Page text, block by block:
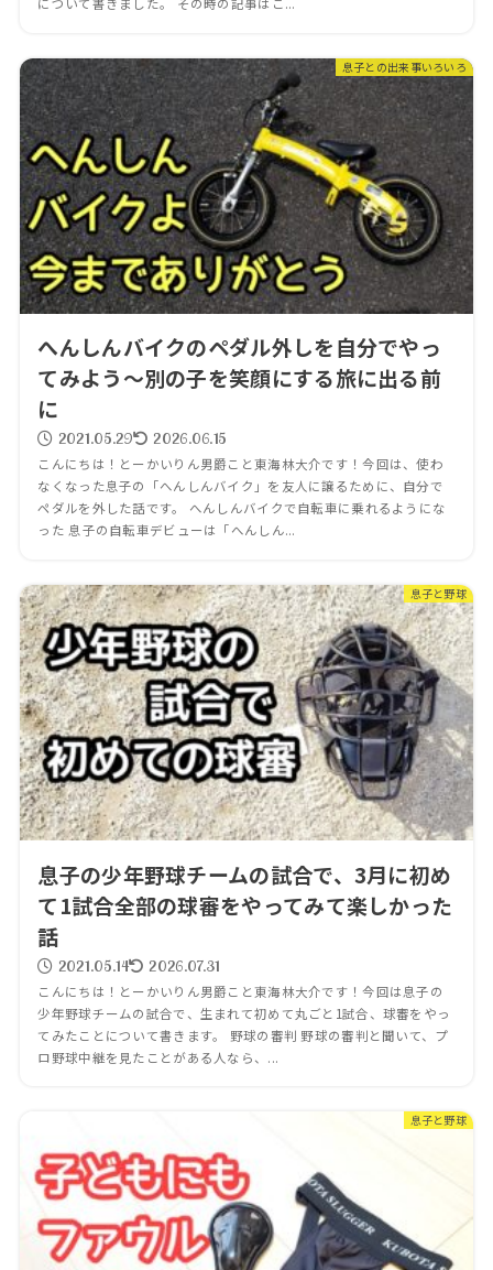
息子との出来事いろいろ
へんしんバイクのペダル外しを自分でやっ
てみよう～別の子を笑顔にする旅に出る前
に
2021.05.29 2026.06.15
こんにちは！とーかいりん男爵こと東海林大介です！今回は、使わ
なくなった息子の「へんしんバイク」を友人に譲るために、自分で
ペダルを外した話です。 へんしんバイクで自転車に乗れるようにな
った 息子の自転車デビューは「へんしん...
息子と野球
息子の少年野球チームの試合で、3月に初め
て1試合全部の球審をやってみて楽しかった
話
2021.05.14 2026.07.31
こんにちは！とーかいりん男爵こと東海林大介です！今回は息子の
少年野球チームの試合で、生まれて初めて丸ごと1試合、球審をやっ
てみたことについて書きます。 野球の審判 野球の審判と聞いて、プ
ロ野球中継を見たことがある人なら、...
息子と野球